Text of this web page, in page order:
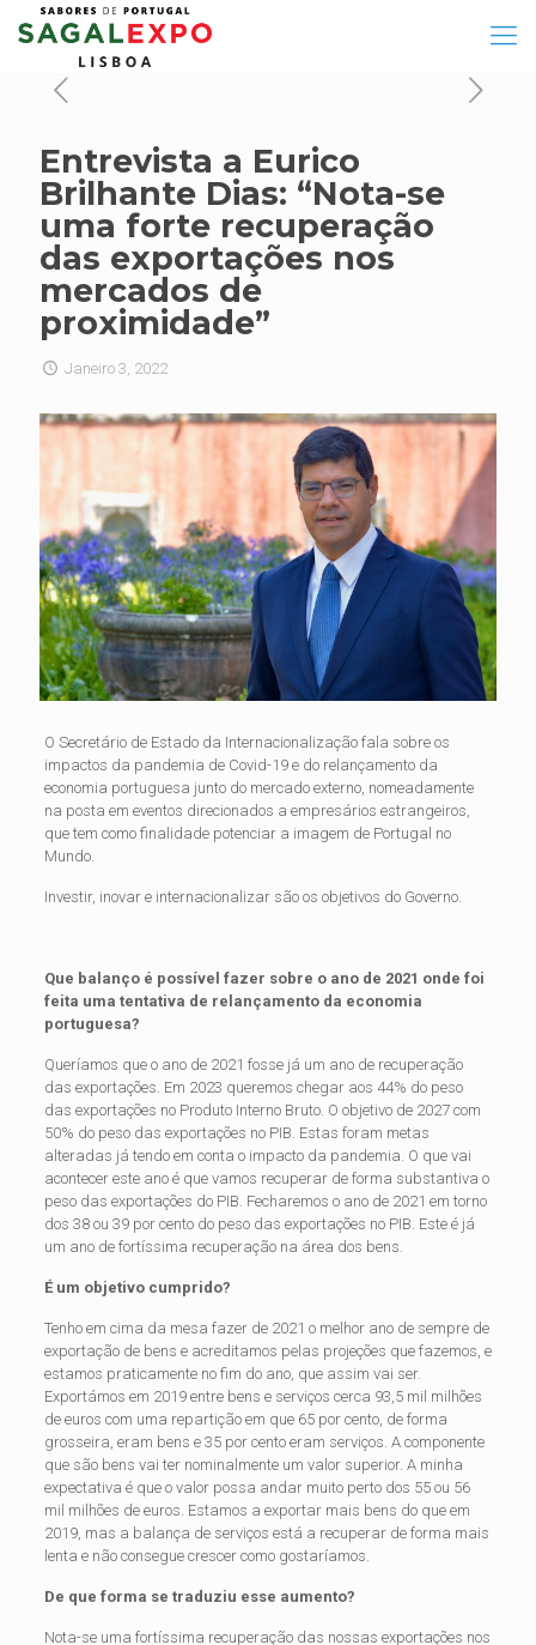
Entrevista a Eurico
Brilhante Dias: “Nota-se
uma forte recuperação
das exportações nos
mercados de
proximidade”
Janeiro 3, 2022
O Secretário de Estado da Internacionalização fala sobre os
impactos da pandemia de Covid-19 e do relançamento da
economia portuguesa junto do mercado externo, nomeadamente
na posta em eventos direcionados a empresários estrangeiros,
que tem como finalidade potenciar a imagem de Portugal no
Mundo.
Investir, inovar e internacionalizar são os objetivos do Governo.
Que balanço é possível fazer sobre o ano de 2021 onde foi
feita uma tentativa de relançamento da economia
portuguesa?
Queríamos que o ano de 2021 fosse já um ano de recuperação
das exportações. Em 2023 queremos chegar aos 44% do peso
das exportações no Produto Interno Bruto. O objetivo de 2027 com
50% do peso das exportações no PIB. Estas foram metas
alteradas já tendo em conta o impacto da pandemia. O que vai
acontecer este ano é que vamos recuperar de forma substantiva o
peso das exportações do PIB. Fecharemos o ano de 2021 em torno
dos 38 ou 39 por cento do peso das exportações no PIB. Este é já
um ano de fortíssima recuperação na área dos bens.
É um objetivo cumprido?
Tenho em cima da mesa fazer de 2021 o melhor ano de sempre de
exportação de bens e acreditamos pelas projeções que fazemos, e
estamos praticamente no fim do ano, que assim vai ser.
Exportámos em 2019 entre bens e serviços cerca 93,5 mil milhões
de euros com uma repartição em que 65 por cento, de forma
grosseira, eram bens e 35 por cento eram serviços. A componente
que são bens vai ter nominalmente um valor superior. A minha
expectativa é que o valor possa andar muito perto dos 55 ou 56
mil milhões de euros. Estamos a exportar mais bens do que em
2019, mas a balança de serviços está a recuperar de forma mais
lenta e não consegue crescer como gostaríamos.
De que forma se traduziu esse aumento?
Nota-se uma fortíssima recuperação das nossas exportações nos